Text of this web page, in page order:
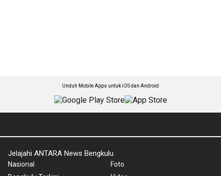
Unduh Mobile Apps untuk iOS dan Android
Jelajahi ANTARA News Bengkulu
Nasional
Foto